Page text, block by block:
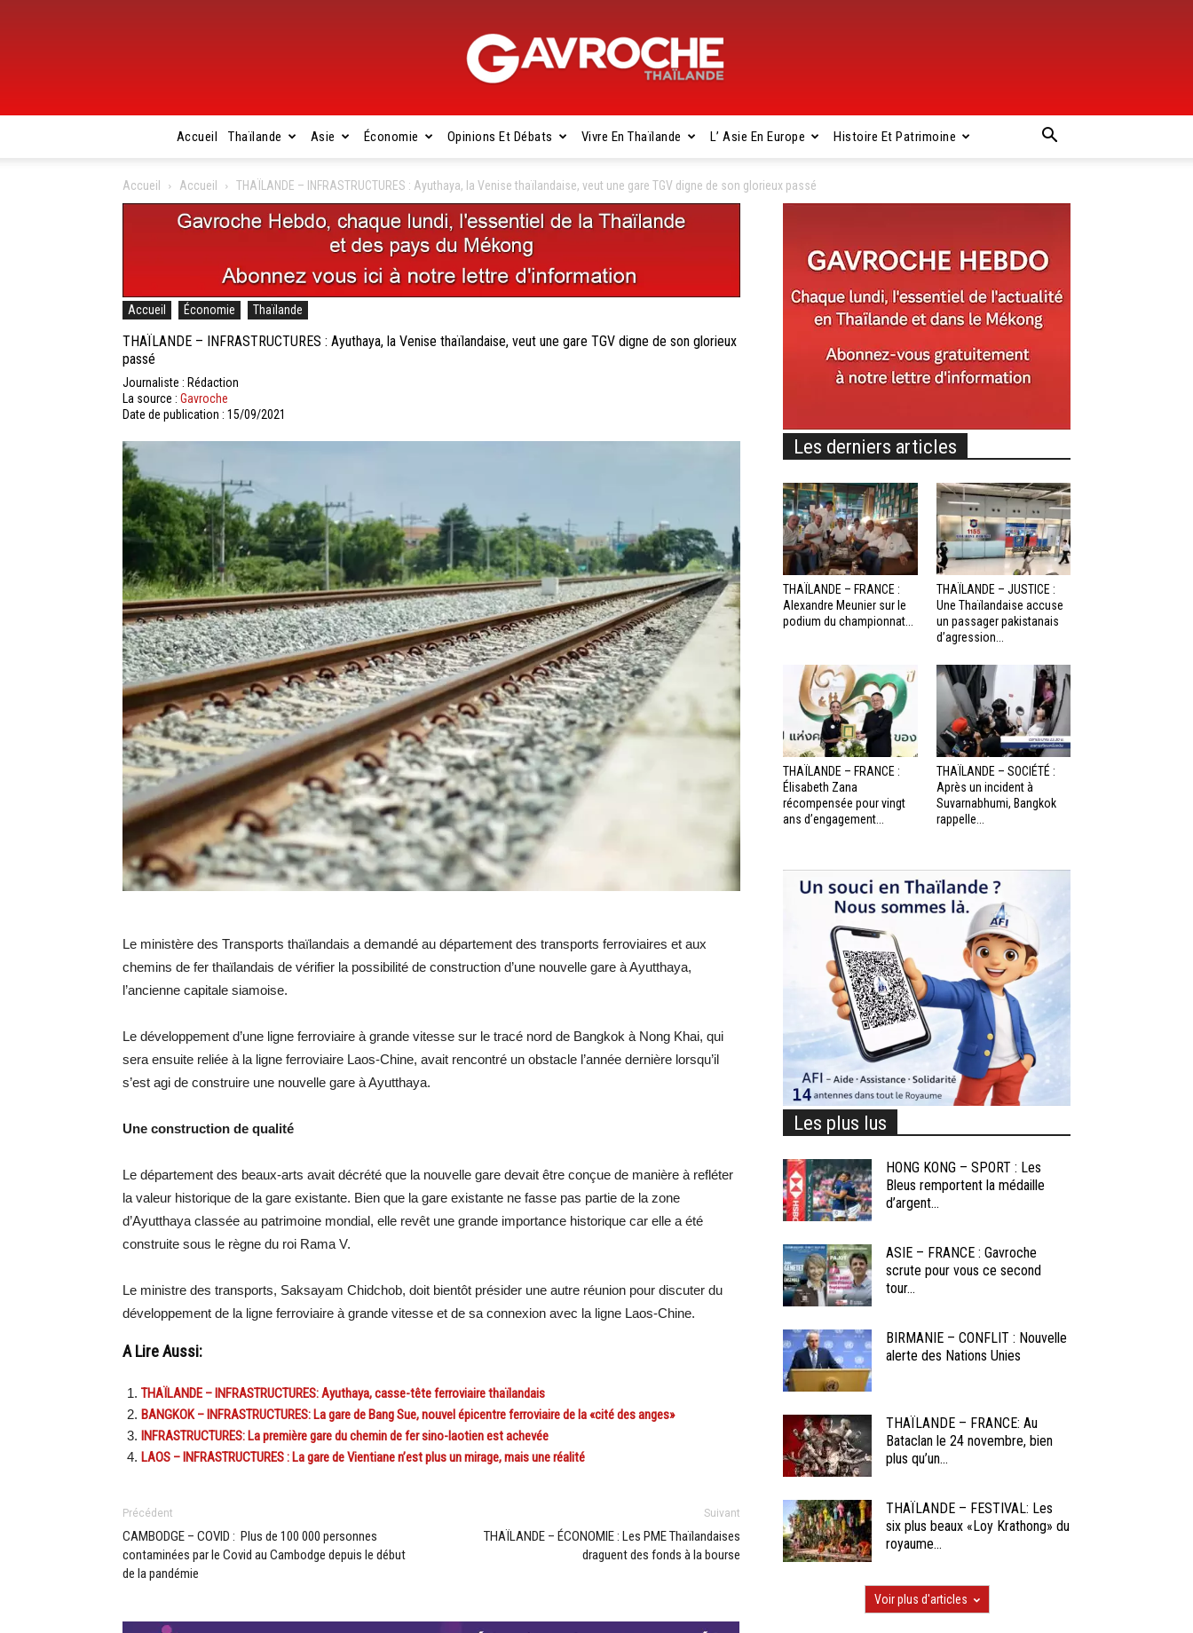
Gavroche
Accueil Thaïlande Asie Économie Opinions Et Débats Vivre En Thaïlande L’ Asie En Europe Histoire Et Patrimoine
Accueil Accueil THAÏLANDE – INFRASTRUCTURES : Ayuthaya, la Venise thaïlandaise, veut une gare TGV digne de son glorieux passé
Accueil Économie Thaïlande
THAÏLANDE – INFRASTRUCTURES : Ayuthaya, la Venise thaïlandaise, veut une gare TGV digne de son glorieux
passé
Journaliste : Rédaction
La source : Gavroche
Date de publication : 15/09/2021
Le ministère des Transports thaïlandais a demandé au département des transports ferroviaires et aux
chemins de fer thaïlandais de vérifier la possibilité de construction d’une nouvelle gare à Ayutthaya,
l’ancienne capitale siamoise.
Le développement d’une ligne ferroviaire à grande vitesse sur le tracé nord de Bangkok à Nong Khai, qui
sera ensuite reliée à la ligne ferroviaire Laos-Chine, avait rencontré un obstacle l’année dernière lorsqu’il
s’est agi de construire une nouvelle gare à Ayutthaya.
Une construction de qualité
Le département des beaux-arts avait décrété que la nouvelle gare devait être conçue de manière à refléter
la valeur historique de la gare existante. Bien que la gare existante ne fasse pas partie de la zone
d’Ayutthaya classée au patrimoine mondial, elle revêt une grande importance historique car elle a été
construite sous le règne du roi Rama V.
Le ministre des transports, Saksayam Chidchob, doit bientôt présider une autre réunion pour discuter du
développement de la ligne ferroviaire à grande vitesse et de sa connexion avec la ligne Laos-Chine.
A Lire Aussi:
THAÏLANDE – INFRASTRUCTURES: Ayuthaya, casse-tête ferroviaire thaïlandais
BANGKOK – INFRASTRUCTURES: La gare de Bang Sue, nouvel épicentre ferroviaire de la «cité des anges»
INFRASTRUCTURES: La première gare du chemin de fer sino-laotien est achevée
LAOS – INFRASTRUCTURES : La gare de Vientiane n’est plus un mirage, mais une réalité
Précédent
CAMBODGE – COVID : Plus de 100 000 personnes
contaminées par le Covid au Cambodge depuis le début
de la pandémie
Suivant
THAÏLANDE – ÉCONOMIE : Les PME Thaïlandaises
draguent des fonds à la bourse
Les derniers articles
THAÏLANDE – FRANCE :
Alexandre Meunier sur le
podium du championnat...
THAÏLANDE – JUSTICE :
Une Thaïlandaise accuse
un passager pakistanais
d’agression...
THAÏLANDE – FRANCE :
Élisabeth Zana
récompensée pour vingt
ans d’engagement...
THAÏLANDE – SOCIÉTÉ :
Après un incident à
Suvarnabhumi, Bangkok
rappelle...
Les plus lus
HONG KONG – SPORT : Les
Bleus remportent la médaille
d’argent...
ASIE – FRANCE : Gavroche
scrute pour vous ce second
tour...
BIRMANIE – CONFLIT : Nouvelle
alerte des Nations Unies
THAÏLANDE – FRANCE: Au
Bataclan le 24 novembre, bien
plus qu’un...
THAÏLANDE – FESTIVAL: Les
six plus beaux «Loy Krathong» du
royaume...
Voir plus d'articles